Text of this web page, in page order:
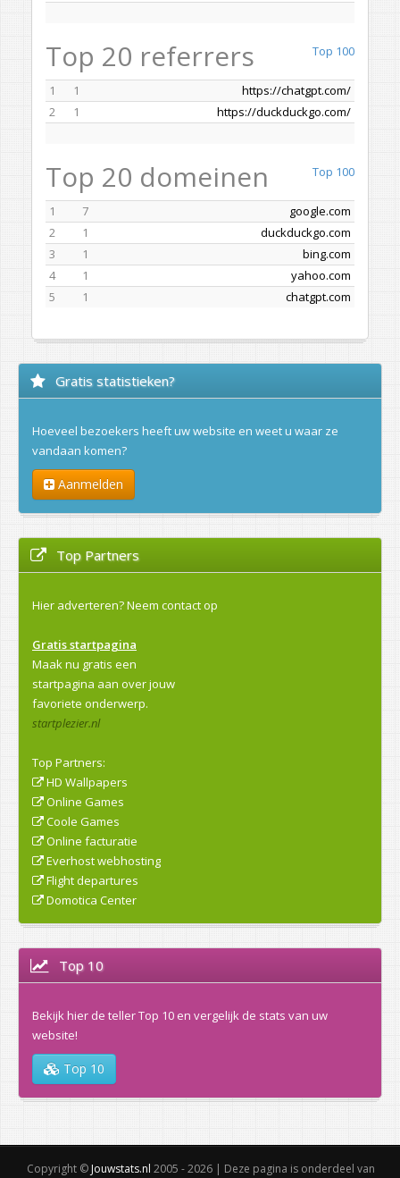
Top 100
Top 20 referrers
1 1
https://chatgpt.com/
2
1 https://duckduckgo.com/
Top 100
Top 20 domeinen
1 7
google.com
2
1
duckduckgo.com
3
1
bing.com
4
1
yahoo.com
5
1 chatgpt.com
Gratis statistieken?
Hoeveel bezoekers heeft uw website en weet u waar ze
vandaan komen?
Aanmelden
Top Partners
Hier adverteren?Neem contact op
Gratis startpagina
Maak nu gratis een
startpagina aan over jouw
favoriete onderwerp.
startplezier.nl
Top Partners:
HD Wallpapers
Online Games
Coole Games
Online facturatie
Everhost webhosting
Flight departures
Domotica Center
Top 10
Bekijk hier de teller Top 10 en vergelijk de stats van uw
website!
Top 10
Copyright © Jouwstats.nl 2005 - 2026 | Deze pagina is onderdeel van